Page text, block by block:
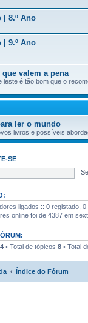
| 8.º Ano
| 9.º Ano
valem a pena
leste é tão bom que o
ler o mundo
livros e possíveis
SE
ligados :: 0 registado,
online foi de 4387 em
• Total de tópicos 8 • Total
Índice do Fórum